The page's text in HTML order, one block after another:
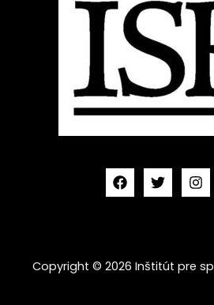
Copyright © 2026 Inštitút pre